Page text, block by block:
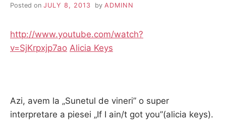
Posted on JULY 8, 2013 by ADMINN
http://www.youtube.com/watch?
v=SjKrpxjp7ao Alicia Keys
Azi, avem la „Sunetul de vineri” o super
interpretare a piesei „If I ain/t got you”(alicia keys).